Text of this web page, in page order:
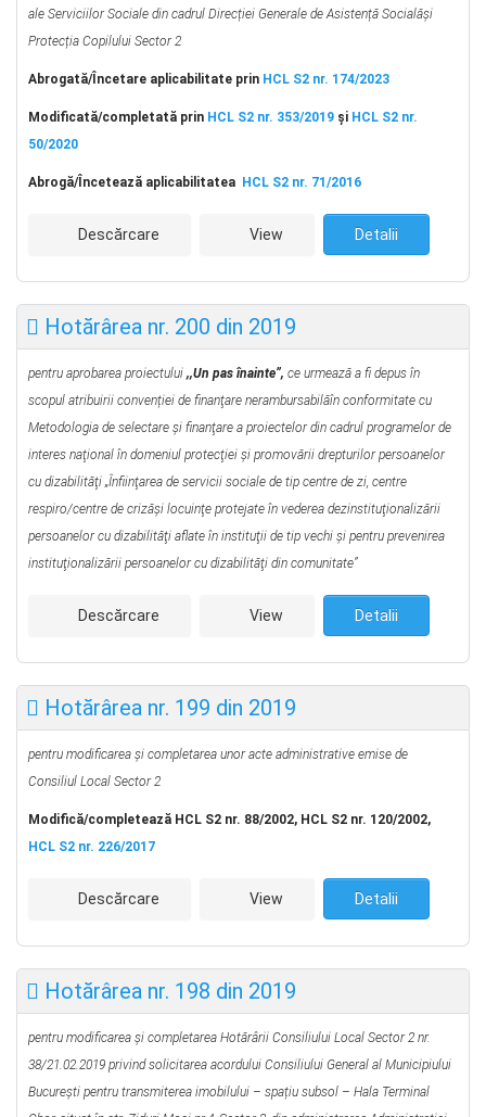
ale Serviciilor Sociale din cadrul Direcției Generale de Asistență Socialăși
Protecția Copilului Sector 2
Abrogată/Încetare aplicabilitate prin HCL S2 nr. 174/2023
Modificată/completată prin HCL S2 nr. 353/2019 şi HCL S2 nr.
50/2020
Abrogă/Încetează aplicabilitatea HCL S2 nr. 71/2016
Descărcare View Detalii
Hotărârea nr. 200 din 2019
pentru aprobarea proiectului ,,Un pas înainte”, ce urmează a fi depus în
scopul atribuirii convenției de finanţare nerambursabilăîn conformitate cu
Metodologia de selectare şi finanţare a proiectelor din cadrul programelor de
interes naţional în domeniul protecţiei şi promovării drepturilor persoanelor
cu dizabilităţi „Înfiinţarea de servicii sociale de tip centre de zi, centre
respiro/centre de crizăşi locuinţe protejate în vederea dezinstituţionalizării
persoanelor cu dizabilităţi aflate în instituţii de tip vechi şi pentru prevenirea
instituţionalizării persoanelor cu dizabilităţi din comunitate”
Descărcare View Detalii
Hotărârea nr. 199 din 2019
pentru modificarea și completarea unor acte administrative emise de
Consiliul Local Sector 2
Modifică/completează HCL S2 nr. 88/2002, HCL S2 nr. 120/2002,
HCL S2 nr. 226/2017
Descărcare View Detalii
Hotărârea nr. 198 din 2019
pentru modificarea şi completarea Hotărârii Consiliului Local Sector 2 nr.
38/21.02.2019 privindsolicitarea acordului Consiliului General al Municipiului
București pentru transmiterea imobilului – spațiu subsol – Hala Terminal